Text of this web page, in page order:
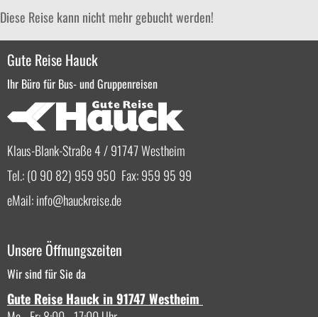
Diese Reise kann nicht mehr gebucht werden!
Gute Reise Hauck
Ihr Büro für Bus- und Gruppenreisen
Klaus-Blank-Straße 4 / 91747 Westheim
Tel.: (0 90 82) 959 950 Fax: 959 95 99
eMail:info hauckreise.de
Unsere Öffnungszeiten
Wir sind für Sie da
Gute Reise Hauck in 91747 Westheim